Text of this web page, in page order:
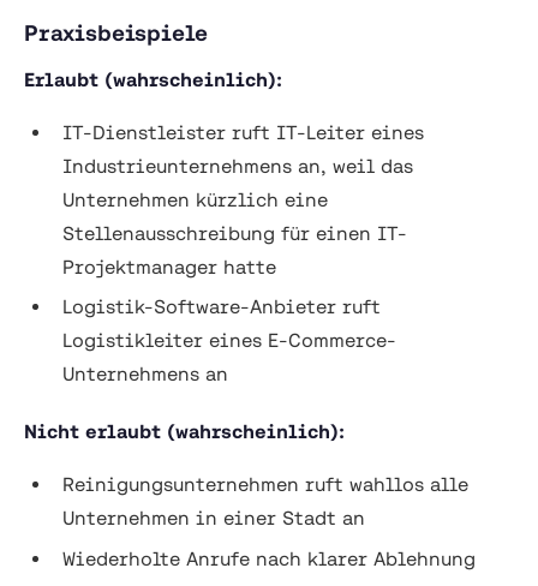
Praxisbeispiele
Erlaubt (wahrscheinlich):
IT-Dienstleister ruft IT-Leiter eines
Industrieunternehmens an, weil das
Unternehmen kürzlich eine
Stellenausschreibung für einen IT-
Projektmanager hatte
Logistik-Software-Anbieter ruft
Logistikleiter eines E-Commerce-
Unternehmens an
Nicht erlaubt (wahrscheinlich):
Reinigungsunternehmen ruft wahllos alle
Unternehmen in einer Stadt an
Wiederholte Anrufe nach klarer Ablehnung